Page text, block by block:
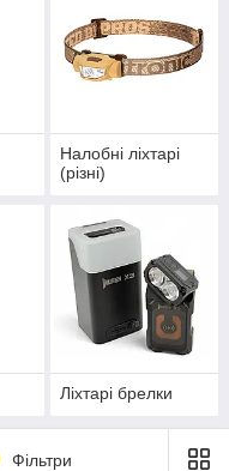
Налобні ліхтарі
(різні)
Ліхтарі брелки
Фільтри